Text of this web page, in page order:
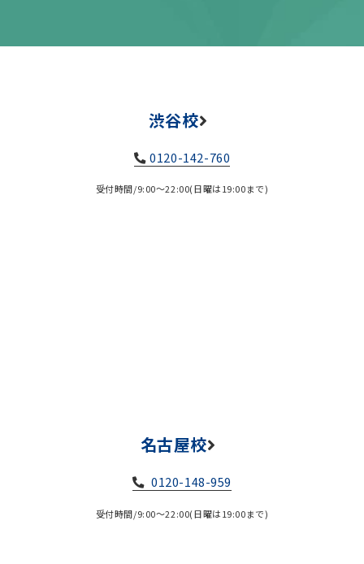
渋谷校
0120-142-760
受付時間/9:00～22:00(日曜は19:00まで)
名古屋校
0120-148-959
受付時間/9:00～22:00(日曜は19:00まで)